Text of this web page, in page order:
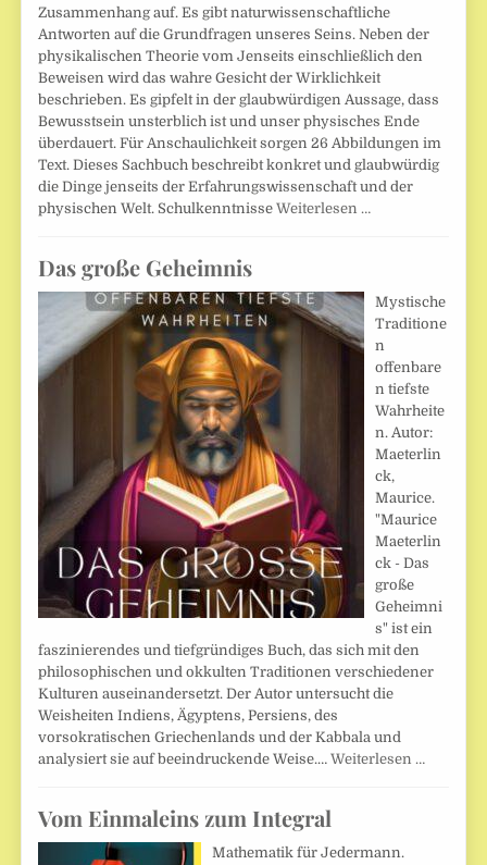
Zusammenhang auf. Es gibt naturwissenschaftliche
Antworten auf die Grundfragen unseres Seins. Neben der
physikalischen Theorie vom Jenseits einschließlich den
Beweisen wird das wahre Gesicht der Wirklichkeit
beschrieben. Es gipfelt in der glaubwürdigen Aussage, dass
Bewusstsein unsterblich ist und unser physisches Ende
überdauert. Für Anschaulichkeit sorgen 26 Abbildungen im
Text. Dieses Sachbuch beschreibt konkret und glaubwürdig
die Dinge jenseits der Erfahrungswissenschaft und der
physischen Welt. SchulkenntnisseWeiterlesen …
Das große Geheimnis
Mystische
Traditione
n
offenbare
n tiefste
Wahrheite
n. Autor:
Maeterlin
ck,
Maurice.
"Maurice
Maeterlin
ck - Das
große
Geheimni
s" ist ein
faszinierendes und tiefgründiges Buch, das sich mit den
philosophischen und okkulten Traditionen verschiedener
Kulturen auseinandersetzt. Der Autor untersucht die
Weisheiten Indiens, Ägyptens, Persiens, des
vorsokratischen Griechenlands und der Kabbala und
analysiert sie auf beeindruckende Weise.…Weiterlesen …
Vom Einmaleins zum Integral
Mathematik für Jedermann.